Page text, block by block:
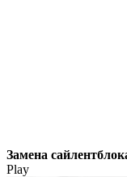
Замена
Play